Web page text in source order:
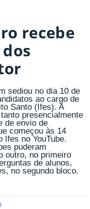
recebe
sediou no dia 10 de
ao cargo de
Santo (Ifes). A
presencialmente
de envio de
começou às 14
Ifes no YouTube.
puderam
outro, no primeiro
de alunos,
no segundo bloco.